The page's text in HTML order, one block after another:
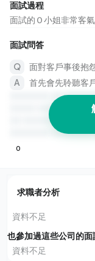
面試過程
面試的Ｏ小姐非常客
面試問答
面對客戶事後抱
首先會先聆聽客
0
求職者分析
資料不足
也參加過這些公司的面
資料不足